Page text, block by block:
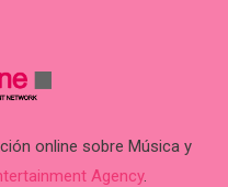
online sobre Música y
Agency.